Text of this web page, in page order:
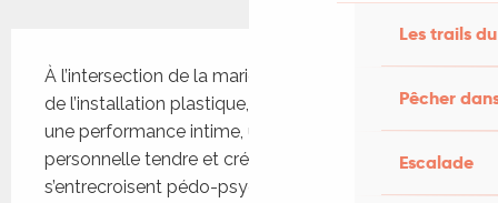
Les trails
Pêcher
Escalade
À l’intersection de la marionnette, de la poésie et
de l’installation plastique,
se veut comme
une performance intime, une mythologie
personnelle tendre et crépusculaire où
s’entrecroisent pédo-psychiatres en talons